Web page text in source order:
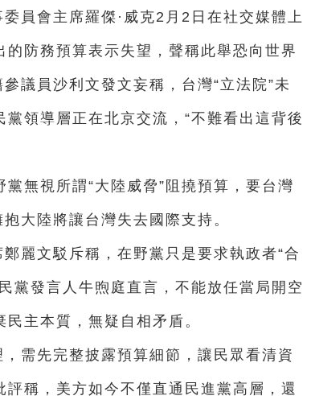
員會主席羅傑·威克2月2日在社交媒體上
防務預算表示失望，聲稱此舉恐向世界
議員沙利文發文妄稱，台灣“立法院”未
領導層正在北京交流，“不難看出這背後
無視所謂“大陸威脅”阻撓預算，要台灣
大陸將讓台灣失去國際支持。
麗文駁斥稱，在野黨只是要求執政者“合
黨發言人牛煦庭直言，不能放任當局開空
主本質，無疑自相矛盾。
需先完整披露預算細節，讓民眾看清資
稱，美方如今不僅直通民進黨高層，還